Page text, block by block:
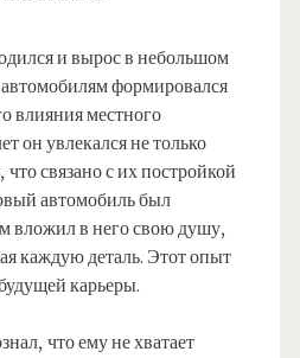
и вырос в небольшом
автомобилям формировался
влияния местного
он увлекался не только
связано с их постройкой
автомобиль был
вложил в него свою душу,
каждую деталь. Этот опыт
карьеры.
что ему не хватает